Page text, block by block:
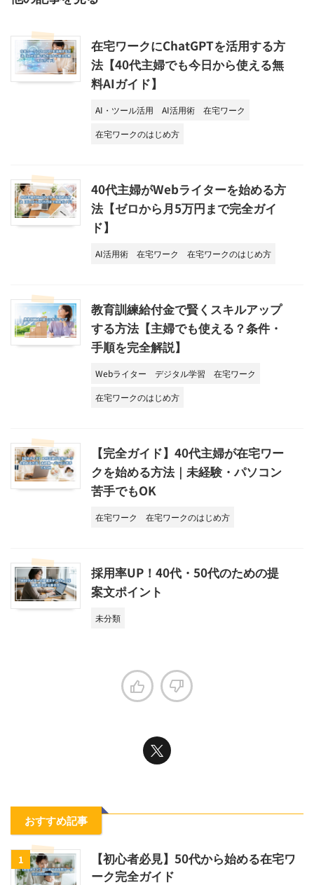
在宅ワークにChatGPTを活用する方
法【40代主婦でも今日から使える無
料AIガイド】
AI・ツール活用 AI活用術
在宅ワーク
在宅ワークのはじめ方
40代主婦がWebライターを始める方
法【ゼロから月5万円まで完全ガイ
ド】
AI活用術 在宅ワーク 在宅ワークのはじめ方
教育訓練給付金で賢くスキルアップ
する方法【主婦でも使える？条件・
手順を完全解説】
Webライター デジタル学習
在宅ワーク
在宅ワークのはじめ方
【完全ガイド】40代主婦が在宅ワー
クを始める方法｜未経験・パソコン
苦手でもOK
在宅ワーク 在宅ワークのはじめ方
採用率UP！40代・50代のための提
案文ポイント
未分類
おすすめ記事
1
【初心者必見】50代から始める在宅ワ
ーク完全ガイド